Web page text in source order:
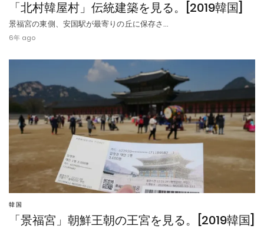
「北村韓屋村」伝統建築を見る。[2019韓国]
景福宮の東側、安国駅が最寄りの丘に保存さ…
6年 ago
韓国
「景福宮」朝鮮王朝の王宮を見る。[2019韓国]